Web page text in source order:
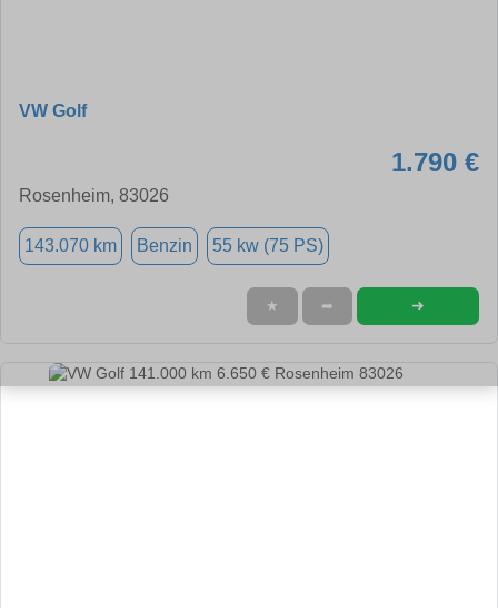
VW Golf
1.790 €
Rosenheim, 83026
143.070 km Benzin 55 kw (75 PS)
★ ➦ ➜